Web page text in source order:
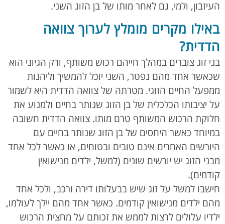
העיזבון, ולמי, גם לאחר מותו של בן הזוג השני.
באילו מקרים מומלץ לערוך צוואה
הדדית?
בני זוג צוברים במהלך חייהם רכוש משותף, ורק הגיוני הוא
שכאשר אחד מהם נפטר, השני יוכל להמשיך וליהנות
ממפעל החיים הזוגי. מטרתה של צוואה הדדית היא לשמור
על יציבותו הכלכלית של בן הזוג שנותר בחיים ולמנוע את
חלוקת הרכוש המשותף טרם מותו. צוואה הדדית חשובה
במיוחד כאשר היחסים של בן הזוג שנותר בחיים עם
היורשים האחרים אינם טובים ובטוחים, או כאשר לכל אחד
מבני הזוג יש יורשים שונים (למשל, ילדים מנישואין
קודמים).
חישבו למשל על זוג שיש בבעלותו דירה ורכב, ולכל אחד
מהם ילדים מנישואין קודמים. כאשר אחד מהם יילך לעולמו,
ילדיו עלולים לרצות לממש את זכותם על מחצית הרכוש